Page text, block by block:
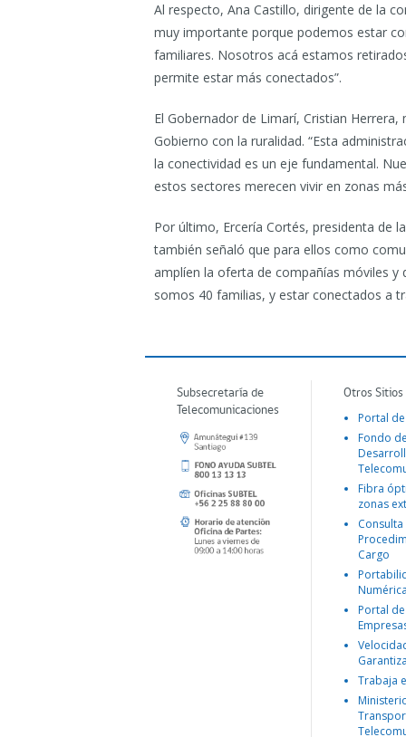
Al respecto, Ana Castillo, dirigente de la
muy importante porque podemos estar
familiares. Nosotros acá estamos
permite estar más conectados”.
El Gobernador de Limarí, Cristian
Gobierno con la ruralidad. “Esta
la conectividad es un eje fundamental.
estos sectores merecen vivir en zonas
Por último, Ercería Cortés, presidenta de
también señaló que para ellos como
amplíen la oferta de compañías móviles y
somos 40 familias, y estar conectados a
Subsecretaría de
Telecomunicaciones
Otros
Portal
Fondo
Fibra
zonas
Consulta
Cargo
Portal
Trabaja